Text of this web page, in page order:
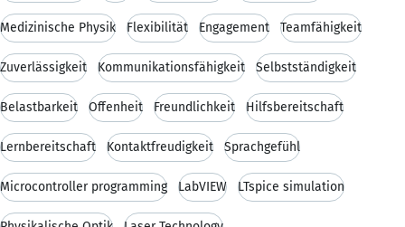
Medizinische Physik Flexibilität Engagement Teamfähigkeit
Zuverlässigkeit Kommunikationsfähigkeit Selbstständigkeit
Belastbarkeit Offenheit Freundlichkeit Hilfsbereitschaft
Lernbereitschaft Kontaktfreudigkeit Sprachgefühl
Microcontroller programming LabVIEW LTspice simulation